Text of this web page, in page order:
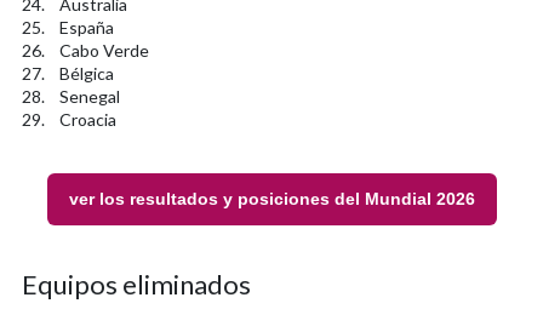
25. España
26. Cabo Verde
27. Bélgica
28. Senegal
29. Croacia
ver los resultados y posiciones del Mundial 2026
Equipos eliminados